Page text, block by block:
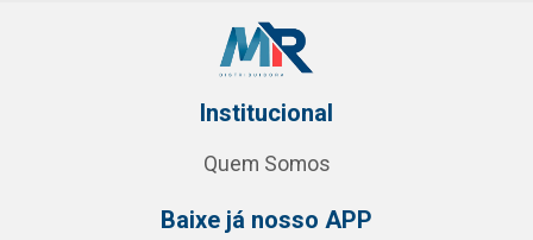
Institucional
Quem Somos
Baixe já nosso APP